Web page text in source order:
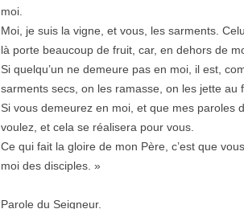
moi.
Moi, je suis la vigne, et vous, les sarments.
là porte beaucoup de fruit, car, en dehors de
Si quelqu’un ne demeure pas en moi, il est,
sarments secs, on les ramasse, on les jette au
Si vous demeurez en moi, et que mes paroles
voulez, et cela se réalisera pour vous.
Ce qui fait la gloire de mon Père, c’est que
moi des disciples. »
Parole du Seigneur.